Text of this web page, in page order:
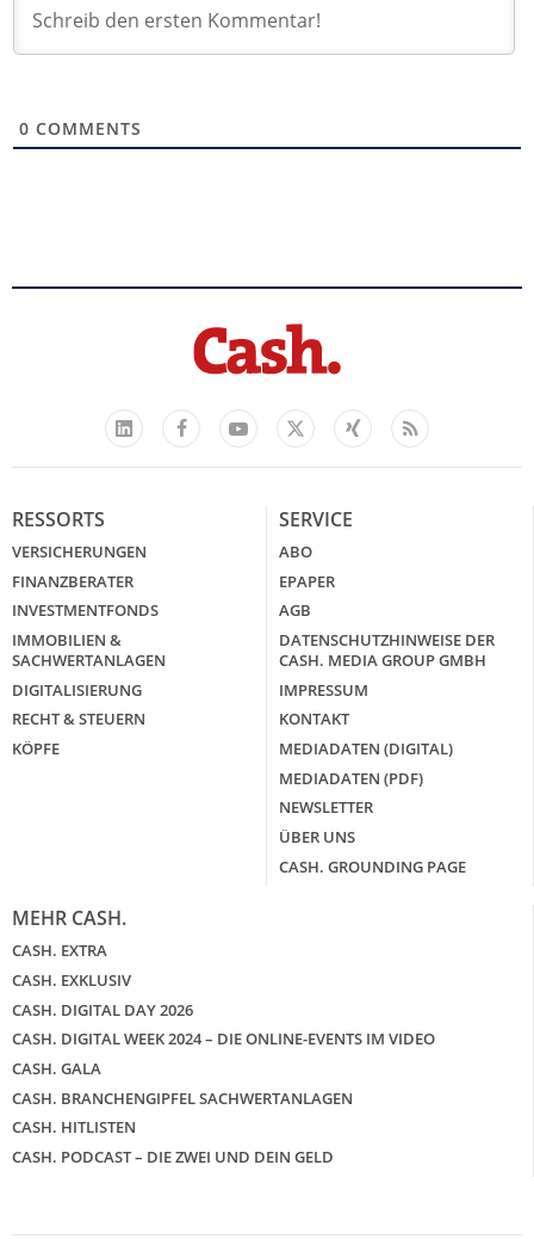
0 COMMENTS
LinkedIn
FacebookYouTube
X
Xing Feed
RESSORTS
VERSICHERUNGEN
FINANZBERATER
INVESTMENTFONDS
IMMOBILIEN &
SACHWERTANLAGEN
DIGITALISIERUNG
RECHT & STEUERN
KÖPFE
SERVICE
ABO
EPAPER
AGB
DATENSCHUTZHINWEISE DER
CASH. MEDIA GROUP GMBH
IMPRESSUM
KONTAKT
MEDIADATEN (DIGITAL)
MEDIADATEN (PDF)
NEWSLETTER
ÜBER UNS
CASH. GROUNDING PAGE
MEHR CASH.
CASH. EXTRA
CASH. EXKLUSIV
CASH. DIGITAL DAY 2026
CASH. DIGITAL WEEK 2024 – DIE ONLINE-EVENTS IM VIDEO
CASH. GALA
CASH. BRANCHENGIPFEL SACHWERTANLAGEN
CASH. HITLISTEN
CASH. PODCAST – DIE ZWEI UND DEIN GELD